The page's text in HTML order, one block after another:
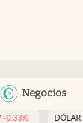
Negocios
Members
Economía y Política
DÓLAR TARJETA $